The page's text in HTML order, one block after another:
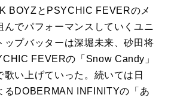
BOYZ と PSYCHIC FEVERのメ
んでパフォーマンスしていくユニ
ップバッターは深堀未来、砂田将
FEVERの「 Snow Candy 」
歌い上げていった。続いては日
る DOBERMAN INFINITYの「あ